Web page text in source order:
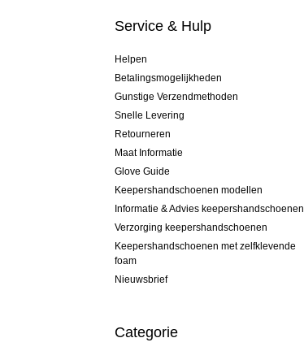
Service & Hulp
Helpen
Betalingsmogelijkheden
Gunstige Verzendmethoden
Snelle Levering
Retourneren
Maat Informatie
Glove Guide
Keepershandschoenen modellen
Informatie & Advies keepershandschoenen
Verzorging keepershandschoenen
Keepershandschoenen met zelfklevende
foam
Nieuwsbrief
Categorie